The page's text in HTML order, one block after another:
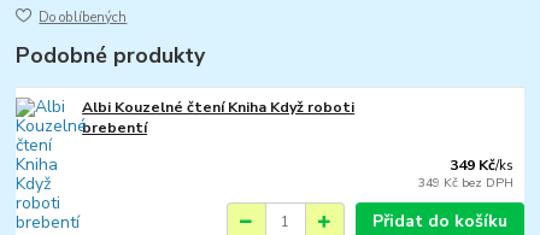
Do oblíbených
Podobné produkty
Albi Kouzelné čtení Kniha Když roboti
brebentí
349 Kč/ks
349 Kč bez DPH
Přidat do košíku